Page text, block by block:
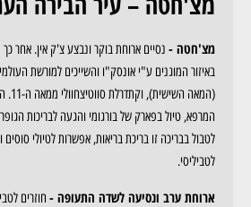
מצ'חטה - נסיים ארוחת בוקר ונבצע צ'ק אין. אחר
באיזור המוגנים ע"י אונסק"ו והשייכים למורשת
(המאה
המרפא, טיול בפארק של בורגומי והגעה לבריכות
לטבול בבריכה זו בריכת בריאות, אפשרות לטיולי סוסים
לטביליסי.
ארוחת ערב ונסיעה לשדה התעופה - חוזרים